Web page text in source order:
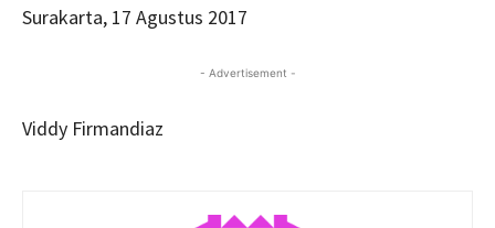
Surakarta, 17 Agustus 2017
- Advertisement -
Viddy Firmandiaz